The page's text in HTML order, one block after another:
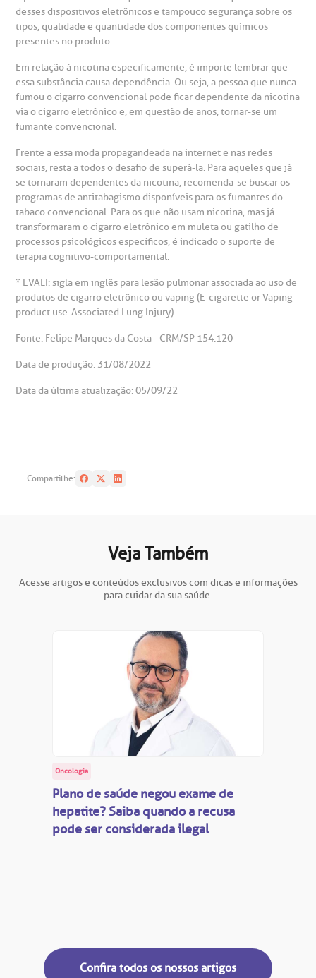
Endereço:
CEP: 01438-000 | Jardim Paulista
São Paulo - SP
de cuidado
e perdidos
desses dispositivos eletrônicos e tampouco segurança sobre os
tipos, qualidade e quantidade dos componentes químicos
presentes no produto.
Em relação à nicotina especificamente, é importe lembrar que
essa substância causa dependência. Ou seja, a pessoa que nunca
fumou o cigarro convencional pode ficar dependente da nicotina
via o cigarro eletrônico e, em questão de anos, tornar-se um
fumante convencional.
Frente a essa moda propagandeada na internet e nas redes
sociais, resta a todos o desafio de superá-la. Para aqueles que já
se tornaram dependentes da nicotina, recomenda-se buscar os
programas de antitabagismo disponíveis para os fumantes do
tabaco convencional. Para os que não usam nicotina, mas já
transformaram o cigarro eletrônico em muleta ou gatilho de
processos psicológicos específicos, é indicado o suporte de
terapia cognitivo-comportamental.
* EVALI: sigla em inglês para lesão pulmonar associada ao uso de
produtos de cigarro eletrônico ou vaping (E-cigarette or Vaping
product use-Associated Lung Injury)
Fonte: Felipe Marques da Costa - CRM/SP 154.120
Data de produção: 31/08/2022
Data da última atualização: 05/09/22
Compartilhe:
Veja Também
Acesse artigos e conteúdos exclusivos com dicas e informações
para cuidar da sua saúde.
Oncologia
Plano de saúde negou exame de
hepatite? Saiba quando a recusa
pode ser considerada ilegal
Confira todos os nossos artigos